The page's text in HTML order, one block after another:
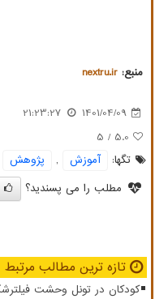
منبع: nextru.ir
1401/04/09
21:23:27
5.0
/ 5
تگها:
آموزش , پژوهش
مطلب را می پسندید؟
تازه ترین مطالب مرتبط
کودکان در تونل وحشت